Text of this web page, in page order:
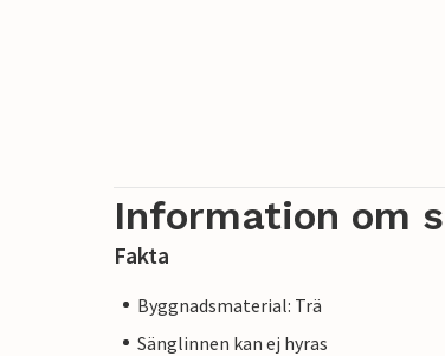
Information om
Fakta
Byggnadsmaterial: Trä
Sänglinnen kan ej hyras